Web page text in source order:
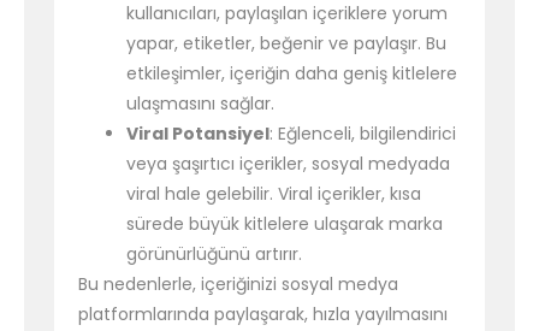
kullanıcıları, paylaşılan içeriklere yorum
yapar, etiketler, beğenir ve paylaşır. Bu
etkileşimler, içeriğin daha geniş kitlelere
ulaşmasını sağlar.
Viral Potansiyel: Eğlenceli, bilgilendirici
veya şaşırtıcı içerikler, sosyal medyada
viral hale gelebilir. Viral içerikler, kısa
sürede büyük kitlelere ulaşarak marka
görünürlüğünü artırır.
Bu nedenlerle, içeriğinizi sosyal medya
platformlarında paylaşarak, hızla yayılmasını